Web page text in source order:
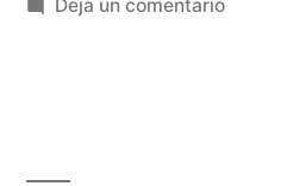
Deja un comentario